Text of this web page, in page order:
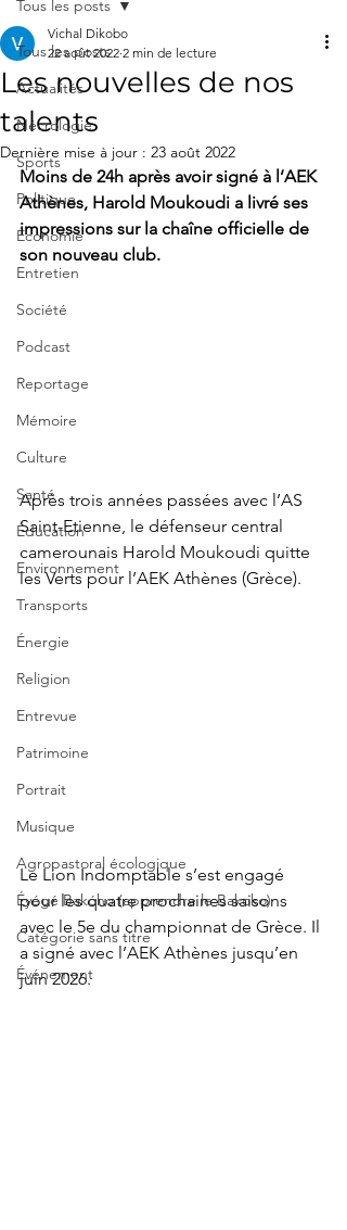
Tous les posts
Actualités
Nécrologie
Sports
Politique
Économie
Entretien
Société
Podcast
Reportage
Mémoire
Culture
Santé
Éducation
Environnement
Transports
Énergie
Religion
Entrevue
Patrimoine
Portrait
Musique
Agropastoral écologique
Éyégé Bakóho (apprendre le Bakoko)
Catégorie sans titre
Événement
Tous les posts
Les nouvelles de nos
talents
Vichal Dikobo
22 août 2022 2 min de lecture
Dernière mise à jour : 23 août 2022
Moins de 24h après avoir signé à l’AEK
Athènes, Harold Moukoudi a livré ses
impressions sur la chaîne officielle de
son nouveau club.
Après trois années passées avec l’AS
Saint-Etienne, le défenseur central
camerounais Harold Moukoudi quitte
les Verts pour l’AEK Athènes (Grèce).
Le Lion Indomptable s’est engagé
pour les quatre prochaines saisons
avec le 5e du championnat de Grèce. Il
a signé avec l’AEK Athènes jusqu’en
juin 2026.